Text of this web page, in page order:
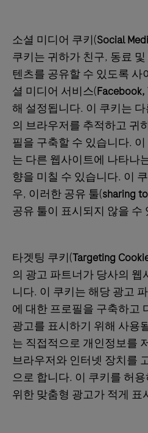
소셜 미디어 쿠키(Social
쿠키는 귀하가 친구, 동료
텐츠를 공유할 수 있도록
셜 미디어 서비스(Facebook,
해 설정됩니다. 이 쿠키는
의 브라우저를 추적하고 귀
필을 구축할 수 있습니다.
는 다른 웹사이트에 나타나
향을 미칠 수 있습니다. 이
우, 이러한 공유 툴(sharing
공유 툴이 표시되지 않을 수
타겟팅 쿠키(Targeting
의 광고 파트너가 당사의 웹
니다. 이 쿠키는 해당 광고
에 대한 프로필을 구축하고
광고를 표시하기 위해 사용
는 직접적으로 개인정보를
브라우저와 인터넷 장치를
으로 합니다. 이 쿠키를 허
위한 맞춤형 광고가 적게 표